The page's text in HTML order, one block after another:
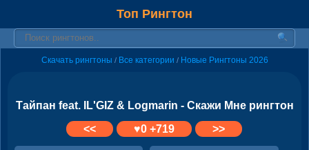
Топ Рингтон
Скачать рингтоны / Все категории / Новые Рингтоны 2026
Тайпан feat. IL'GIZ & Logmarin - Скажи Мне рингтон
<<
♥0+719 >>